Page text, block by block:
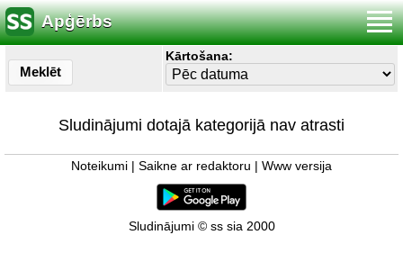
Apģērbs
Meklēt
Kārtošana:
Sludinājumi dotajā kategorijā nav atrasti
Noteikumi Saikne ar redaktoru Www versija
Sludinājumi © ss sia 2000